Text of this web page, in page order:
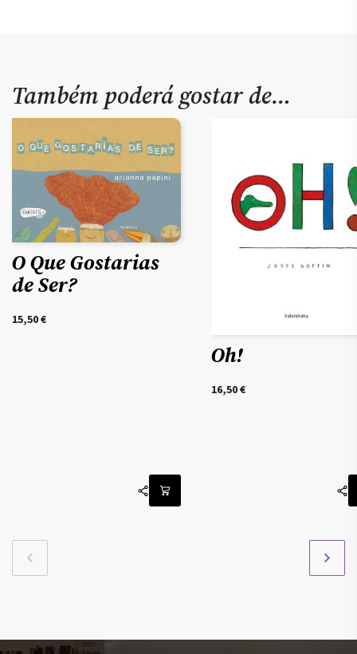
Também poderá gostar de…
O Que Gostarias
de Ser?
15,50€
Oh!
16,50€